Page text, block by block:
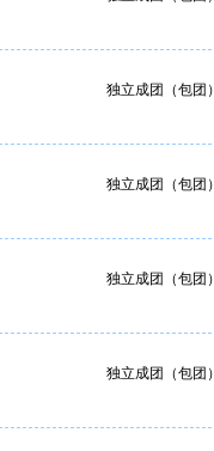
独立成团（包团）
独立成团（包团）
独立成团（包团）
独立成团（包团）